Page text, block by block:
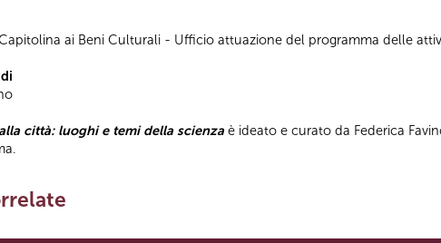
ai Beni Culturali - Ufficio attuazione del programma delle
città: luoghi e temi della scienza è ideato e curato da Federica